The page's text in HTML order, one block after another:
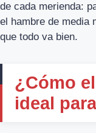
de cada merienda:
el hambre de media
que todo va bien.
¿Cómo
ideal